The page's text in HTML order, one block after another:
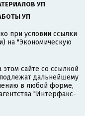
УП
УП
при условии ссылки
на "Экономическую
сайте со ссылкой
дальнейшему
в любой форме,
"Интерфакс-